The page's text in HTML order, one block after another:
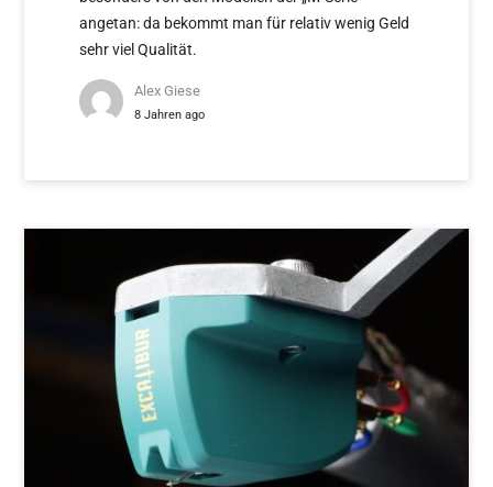
angetan: da bekommt man für relativ wenig Geld
sehr viel Qualität.
Alex Giese
8 Jahren ago